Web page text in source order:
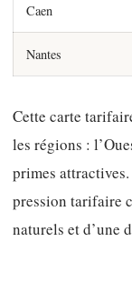
Caen
Nantes
Cette carte
les régions :
primes
pression tarifaire
naturels et d’une